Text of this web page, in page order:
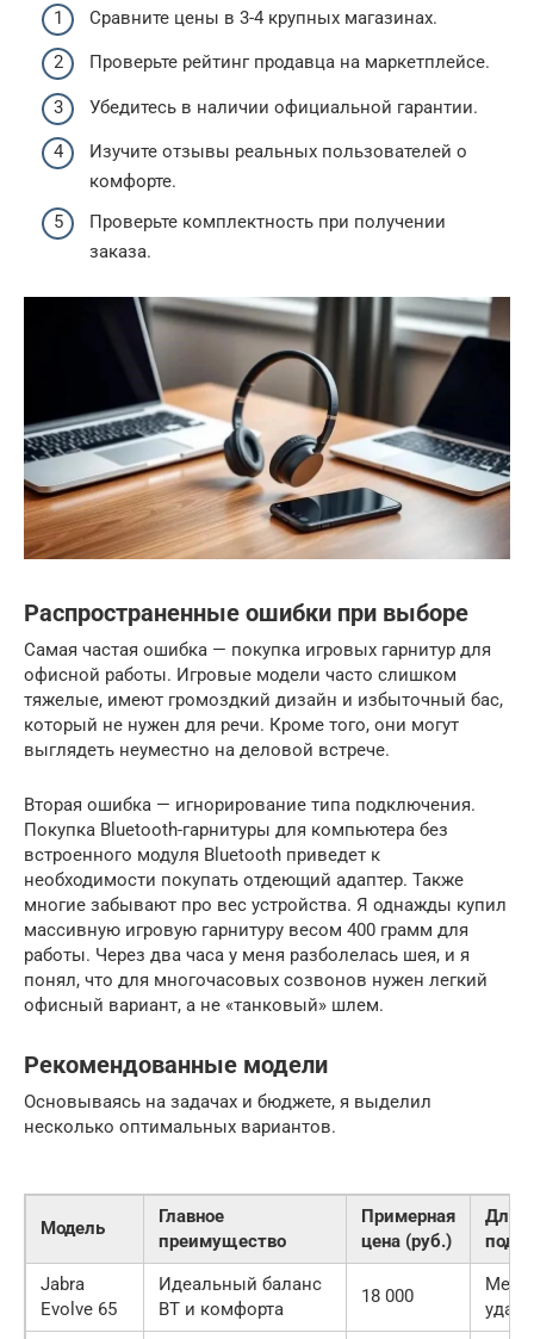
Сравните цены в 3-4 крупных магазинах.
Проверьте рейтинг продавца на маркетплейсе.
Убедитесь в наличии официальной гарантии.
Изучите отзывы реальных пользователей о
комфорте.
Проверьте комплектность при получении
заказа.
Распространенные ошибки при выборе
Самая частая ошибка — покупка игровых гарнитур для
офисной работы. Игровые модели часто слишком
тяжелые, имеют громоздкий дизайн и избыточный бас,
который не нужен для речи. Кроме того, они могут
выглядеть неуместно на деловой встрече.
Вторая ошибка — игнорирование типа подключения.
Покупка Bluetooth-гарнитуры для компьютера без
встроенного модуля Bluetooth приведет к
необходимости покупать отдеющий адаптер. Также
многие забывают про вес устройства. Я однажды купил
массивную игровую гарнитуру весом 400 грамм для
работы. Через два часа у меня разболелась шея, и я
понял, что для многочасовых созвонов нужен легкий
офисный вариант, а не «танковый» шлем.
Рекомендованные модели
Основываясь на задачах и бюджете, я выделил
несколько оптимальных вариантов.
Модель
Главное
преимущество
Примерная
цена (руб.)
Для
Jabra
Evolve 65
Идеальный баланс
BT и комфорта
18 000